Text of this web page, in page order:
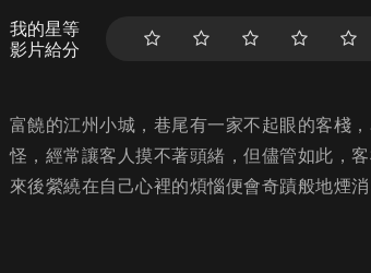
我的星等
影片給分
富饒的江州小城，巷尾有一家不起眼的客棧
怪，經常讓客人摸不著頭緒，但儘管如此，
來後縈繞在自己心裡的煩惱便會奇蹟般地煙